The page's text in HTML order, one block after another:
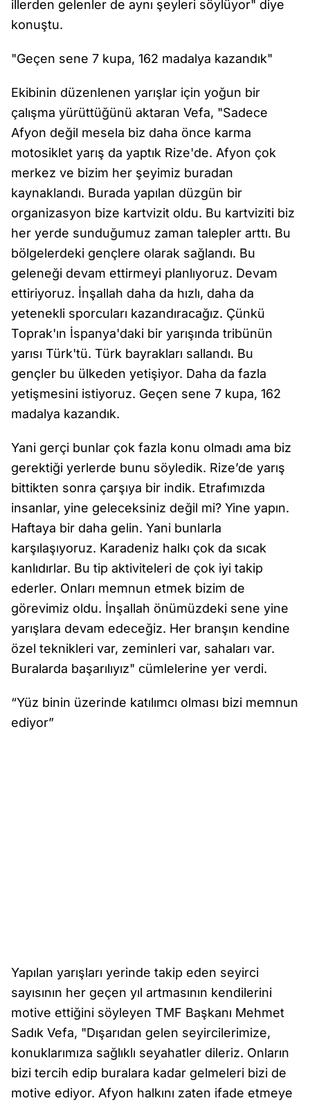
illerden gelenler de aynı şeyleri söylüyor" diye
konuştu.
"Geçen sene 7 kupa, 162 madalya kazandık"
Ekibinin düzenlenen yarışlar için yoğun bir
çalışma yürüttüğünü aktaran Vefa, "Sadece
Afyon değil mesela biz daha önce karma
motosiklet yarış da yaptık Rize'de. Afyon çok
merkez ve bizim her şeyimiz buradan
kaynaklandı. Burada yapılan düzgün bir
organizasyon bize kartvizit oldu. Bu kartviziti biz
her yerde sunduğumuz zaman talepler arttı. Bu
bölgelerdeki gençlere olarak sağlandı. Bu
geleneği devam ettirmeyi planlıyoruz. Devam
ettiriyoruz. İnşallah daha da hızlı, daha da
yetenekli sporcuları kazandıracağız. Çünkü
Toprak'ın İspanya'daki bir yarışında tribünün
yarısı Türk'tü. Türk bayrakları sallandı. Bu
gençler bu ülkeden yetişiyor. Daha da fazla
yetişmesini istiyoruz. Geçen sene 7 kupa, 162
madalya kazandık.
Yani gerçi bunlar çok fazla konu olmadı ama biz
gerektiği yerlerde bunu söyledik. Rize’de yarış
bittikten sonra çarşıya bir indik. Etrafımızda
insanlar, yine geleceksiniz değil mi? Yine yapın.
Haftaya bir daha gelin. Yani bunlarla
karşılaşıyoruz. Karadeniz halkı çok da sıcak
kanlıdırlar. Bu tip aktiviteleri de çok iyi takip
ederler. Onları memnun etmek bizim de
görevimiz oldu. İnşallah önümüzdeki sene yine
yarışlara devam edeceğiz. Her branşın kendine
özel teknikleri var, zeminleri var, sahaları var.
Buralarda başarılıyız" cümlelerine yer verdi.
“Yüz binin üzerinde katılımcı olması bizi memnun
ediyor”
Yapılan yarışları yerinde takip eden seyirci
sayısının her geçen yıl artmasının kendilerini
motive ettiğini söyleyen TMF Başkanı Mehmet
Sadık Vefa, "Dışarıdan gelen seyircilerimize,
konuklarımıza sağlıklı seyahatler dileriz. Onların
bizi tercih edip buralara kadar gelmeleri bizi de
motive ediyor. Afyon halkını zaten ifade etmeye